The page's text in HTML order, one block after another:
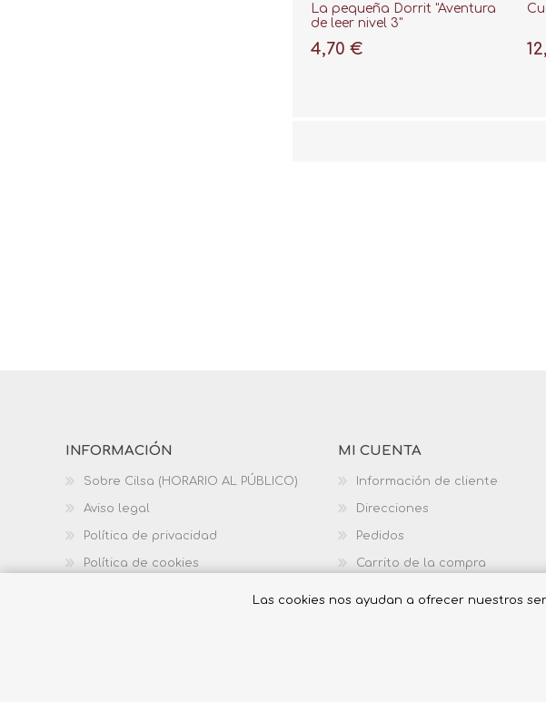
La pequeña Dorrit "Aventura
de leer nivel 3"
4,70 €
INFORMACIÓN
Sobre Cilsa (HORARIO AL PÚBLICO)
Aviso legal
Política de privacidad
Política de cookies
MI CUENTA
Información de cliente
Direcciones
Pedidos
Carrito de la compra
Las cookies nos ayudan a ofrecer nuestros